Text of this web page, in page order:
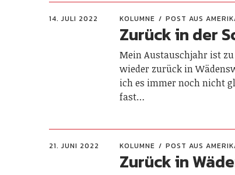
14. JULI 2022 KOLUMNE POST AUS
Zurück in der
Mein Austauschjahr ist
wieder zurück in
ich es immer noch nicht
fast…
21. JUNI 2022 KOLUMNE POST AUS
Zurück in